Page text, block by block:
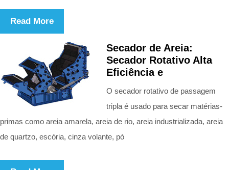
Read More
Secador de Areia:
Secador Rotativo Alta
Eficiência e
O secador rotativo de passagem
tripla é usado para secar matérias-
primas como areia amarela, areia de rio, areia industrializada, areia
de quartzo, escória, cinza volante, pó